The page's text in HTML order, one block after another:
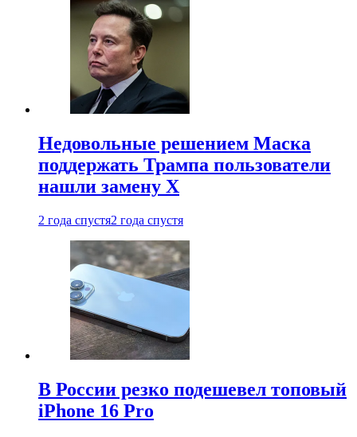
Недовольные решением Маска
поддержать Трампа пользователи
нашли замену X
2 года спустя2 года спустя
В России резко подешевел топовый
iPhone 16 Pro